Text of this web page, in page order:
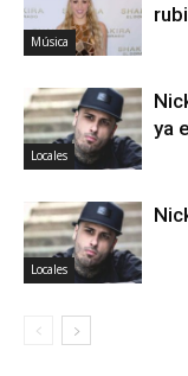
Música
Locales
ya
Locales